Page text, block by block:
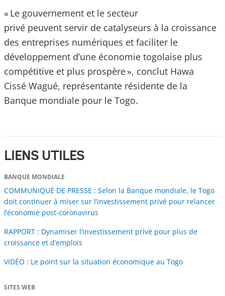
« Le gouvernement et le secteur
privé peuvent servir de catalyseurs à la croissance
des entreprises numériques et faciliter le
développement d’une économie togolaise plus
compétitive et plus prospère », conclut Hawa
Cissé Wagué, représentante résidente de la
Banque mondiale pour le Togo.
LIENS UTILES
BANQUE MONDIALE
COMMUNIQUÉ DE PRESSE : Selon la Banque mondiale, le Togo
doit continuer à miser sur l’investissement privé pour relancer
l’économie post-coronavirus
RAPPORT : Dynamiser l’investissement privé pour plus de
croissance et d’emplois
VIDÉO : Le point sur la situation économique au Togo
SITES WEB